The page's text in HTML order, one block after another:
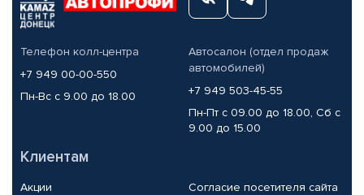
Телефон колл-центра
+7 949 00-00-550
Пн-Вс с 9.00 до 18.00
Автосалон (отдел продаж
автомобилей)
+7 949 503-45-55
Пн-Пт с 09.00 до 18.00, Сб с
9.00 до 15.00
Клиентам
Акции
Согласие посетителя сайта